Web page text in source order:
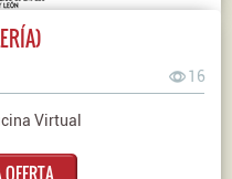
16
Virtual
OFERTA